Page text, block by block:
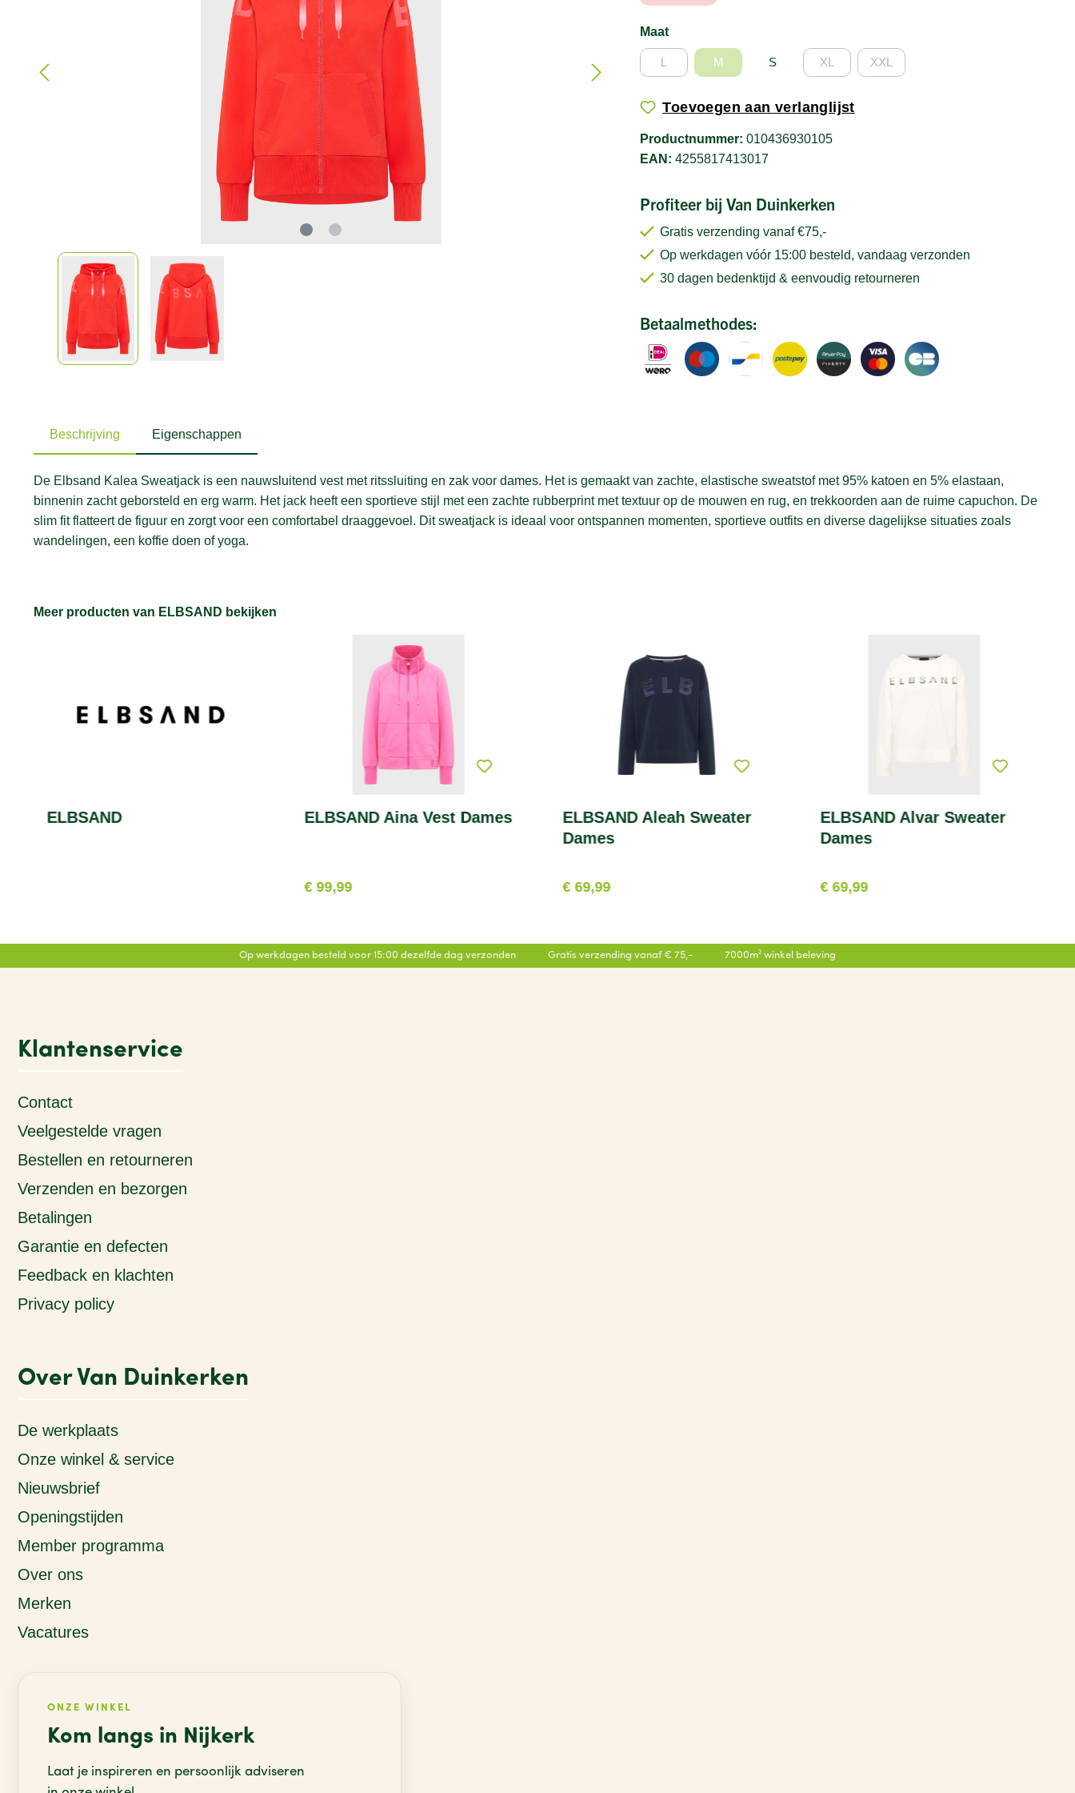
Maat
L M S XL XXL
Toevoegen aan verlanglijst
Productnummer:010436930105
EAN:4255817413017
Profiteer bij Van Duinkerken
Gratis verzending vanaf €75,-
Op werkdagen vóór 15:00 besteld, vandaag verzonden
30 dagen bedenktijd & eenvoudig retourneren
Betaalmethodes:
Beschrijving Eigenschappen
De Elbsand Kalea Sweatjack is een nauwsluitend vest met ritssluiting en zak voor dames. Het is gemaakt van zachte, elastische sweatstof met 95% katoen en 5% elastaan,
binnenin zacht geborsteld en erg warm. Het jack heeft een sportieve stijl met een zachte rubberprint met textuur op de mouwen en rug, en trekkoorden aan de ruime capuchon. De
slim fit flatteert de figuur en zorgt voor een comfortabel draaggevoel. Dit sweatjack is ideaal voor ontspannen momenten, sportieve outfits en diverse dagelijkse situaties zoals
wandelingen, een koffie doen of yoga.
Meer producten van ELBSAND bekijken
ELBSAND ELBSAND Aina Vest Dames
€ 99,99
ELBSAND Aleah Sweater
Dames
€ 69,99
ELBSAND Alvar Sweater
Dames
€ 69,99
Op werkdagen besteld voor 15:00 dezelfde dag verzonden Gratis verzending vanaf € 75,- 7000m² winkel beleving
Klantenservice
Contact
Veelgestelde vragen
Bestellen en retourneren
Verzenden en bezorgen
Betalingen
Garantie en defecten
Feedback en klachten
Privacy policy
Over Van Duinkerken
De werkplaats
Onze winkel & service
Nieuwsbrief
Openingstijden
Member programma
Over ons
Merken
Vacatures
ONZE WINKEL
Kom langs in Nijkerk
Laat je inspireren en persoonlijk adviseren